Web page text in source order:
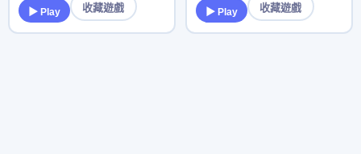
▶ Play 收藏遊戲 ▶ Play 收藏遊戲